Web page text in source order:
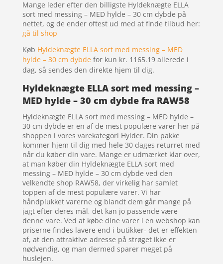
Mange leder efter den billigste Hyldeknægte ELLA
sort med messing – MED hylde – 30 cm dybde på
nettet, og de ender oftest ud med at finde tilbud her:
gå til shop
Køb Hyldeknægte ELLA sort med messing – MED
hylde – 30 cm dybdefor kun kr. 1165.19 allerede i
dag, så sendes den direkte hjem til dig.
Hyldeknægte ELLA sort med messing –
MED hylde – 30 cm dybde fra RAW58
Hyldeknægte ELLA sort med messing – MED hylde –
30 cm dybde er en af de mest populære varer her på
shoppen i vores varekategori Hylder. Din pakke
kommer hjem til dig med hele 30 dages returret med
når du køber din vare. Mange er udmærket klar over,
at man køber din Hyldeknægte ELLA sort med
messing – MED hylde – 30 cm dybde ved den
velkendte shop RAW58, der virkelig har samlet
toppen af de mest populære varer. Vi har
håndplukket varerne og blandt dem går mange på
jagt efter deres mål, det kan jo passende være
denne vare. Ved at købe dine varer i en webshop kan
priserne findes lavere end i butikker- det er effekten
af, at den attraktive adresse på strøget ikke er
nødvendig, og man dermed sparer meget på
huslejen.